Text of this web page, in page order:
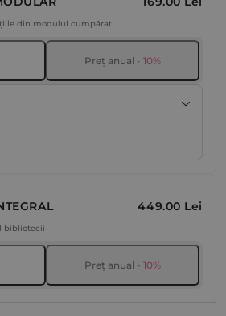
din modulul cumpărat
Preț anual - 10%
449.00 Lei
bibliotecii
Preț anual - 10%